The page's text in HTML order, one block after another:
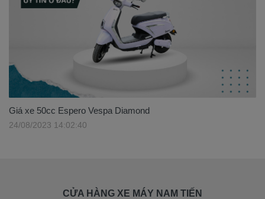
Giá xe 50cc Espero Vespa Diamond
24/08/2023 14:02:40
CỬA HÀNG XE MÁY NAM TIẾN